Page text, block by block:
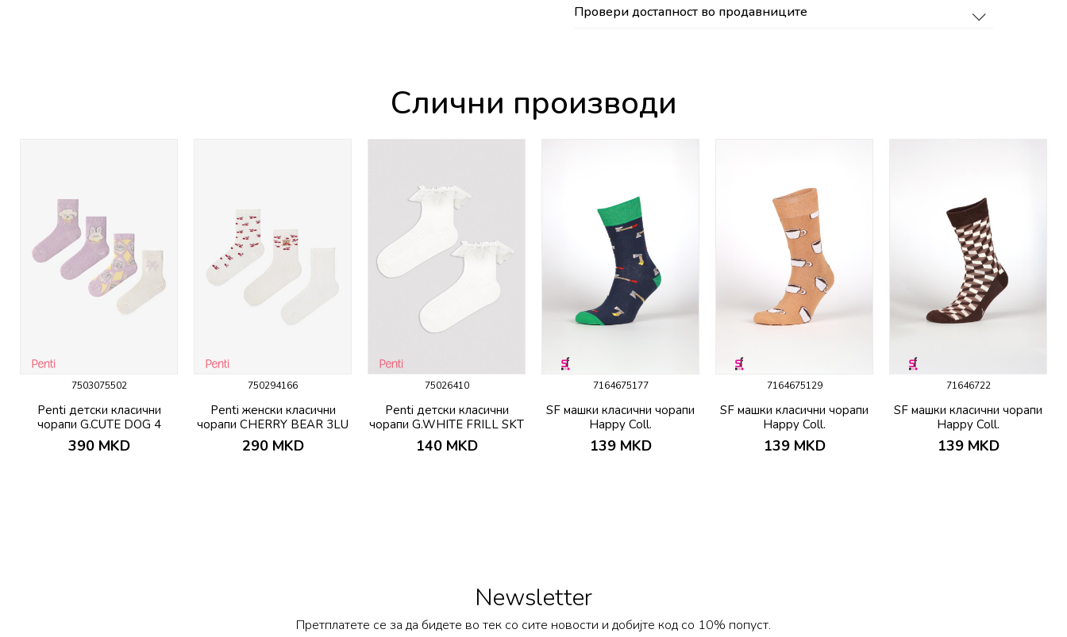
Провери достапност во продавниците
Слични производи
7503075502
Penti детски класични
чорапи G.CUTE DOG 4
PACK SKT
390 MKD
750294166
Penti женски класични
чорапи CHERRY BEAR 3LU
SKT
290 MKD
75026410
Penti детски класични
чорапи G.WHITE FRILL SKT
140 MKD
7164675177
SF машки класични чорапи
Happy Coll.
139 MKD
7164675129
SF машки класични чорапи
Happy Coll.
139 MKD
71646722
SF машки класични чорапи
Happy Coll.
139 MKD
Newsletter
Претплатете се за да бидете во тек со сите новости и добијте код со 10% попуст.